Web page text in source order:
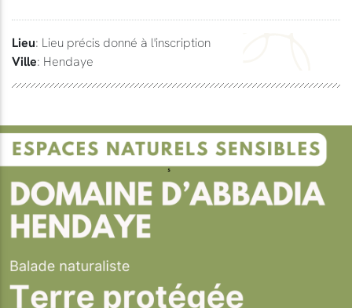
Lieu: Lieu précis donné à l'inscription
Ville: Hendaye